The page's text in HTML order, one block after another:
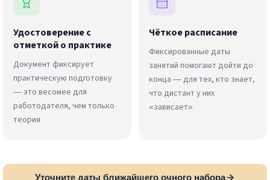
Удостоверение с
отметкой о практике
Документ фиксирует
практическую подготовку
— это весомее для
работодателя, чем только
теория
Чёткое расписание
Фиксированные даты
занятий помогают дойти до
конца — для тех, кто знает,
что дистант у них
«зависает»
Уточните даты ближайшего очного набора